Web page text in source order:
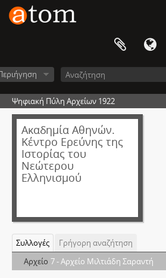
Ψηφιακή Πύλη Αρχείων 1922
Ακαδημία Αθηνών.
Κέντρο Ερεύνης της
Ιστορίας του
Νεώτερου
Ελληνισμού
Συλλογές
Γρήγορη αναζήτηση
Αρχείο 7 - Αρχείο Μιλτιάδη Σαραντή